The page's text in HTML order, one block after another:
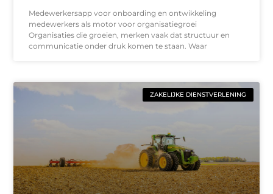
Medewerkersapp voor onboarding en ontwikkeling
medewerkers als motor voor organisatiegroei
Organisaties die groeien, merken vaak dat structuur en
communicatie onder druk komen te staan. Waar
ZAKELIJKE DIENSTVERLENING